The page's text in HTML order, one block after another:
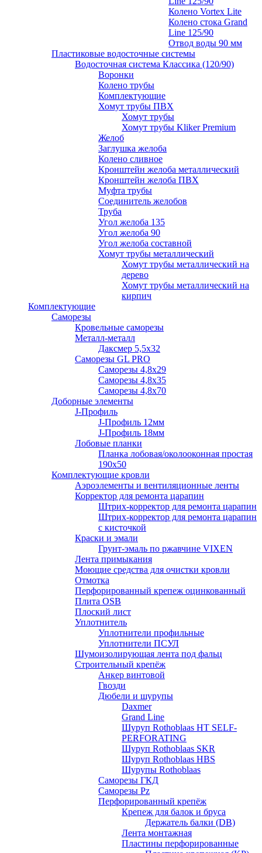
Колено Vortex Lite
Колено стока Grand
Line 125/90
Отвод воды 90 мм
Пластиковые водосточные системы
Водосточная система Классика (120/90)
Воронки
Колено трубы
Комплектующие
Хомут трубы ПВХ
Хомут трубы
Хомут трубы Kliker Premium
Желоб
Заглушка желоба
Колено сливное
Кронштейн желоба металлический
Кронштейн желоба ПВХ
Муфта трубы
Соединитель желобов
Труба
Угол желоба 135
Угол желоба 90
Угол желоба составной
Хомут трубы металлический
Хомут трубы металлический на
дерево
Хомут трубы металлический на
кирпич
Комплектующие
Саморезы
Кровельные саморезы
Металл-металл
Даксмер 5,5х32
Саморезы GL PRO
Сaморезы 4,8х29
Сaморезы 4,8х35
Сaморезы 4,8х70
Доборные элементы
J-Профиль
J-Профиль 12мм
J-Профиль 18мм
Лобовые планки
Планка лобовая/околооконная простая
190х50
Комплектующие кровли
Аэроэлементы и вентиляционные ленты
Корректор для ремонта царапин
Штрих-корректор для ремонта царапин
Штрих-корректор для ремонта царапин
с кисточкой
Краски и эмали
Грунт-эмаль по ржавчине VIXEN
Лента примыкания
Моющие средства для очистки кровли
Отмотка
Перфорированный крепеж оцинкованный
Плита OSB
Плоский лист
Уплотнитель
Уплотнители профильные
Уплотнители ПСУЛ
Шумоизолирующая лента под фальц
Строительный крепёж
Анкер винтовой
Гвозди
Дюбели и шурупы
Daxmer
Grand Line
Шуруп Rothoblaas HT SELF-
PERFORATING
Шуруп Rothoblaas SKR
Шуруп Rothoblaas НВS
Шурупы Rothoblaas
Саморeзы ГКД
Саморезы Pz
Перфорированный крепёж
Крепеж для балок и бруса
Держатель балки (DB)
Лента монтажнaя
Пластины перфорированные